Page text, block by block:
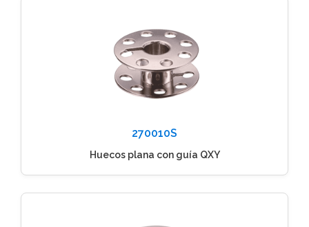
270010S
Huecos plana con guía QXY